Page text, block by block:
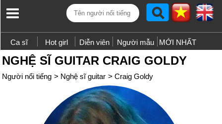
Ca sĩ Hot girl Diễn viên Người mẫu MỚI NHẤT
NGHỆ SĨ GUITAR CRAIG GOLDY
Người nổi tiếng > Nghệ sĩ guitar > Craig Goldy